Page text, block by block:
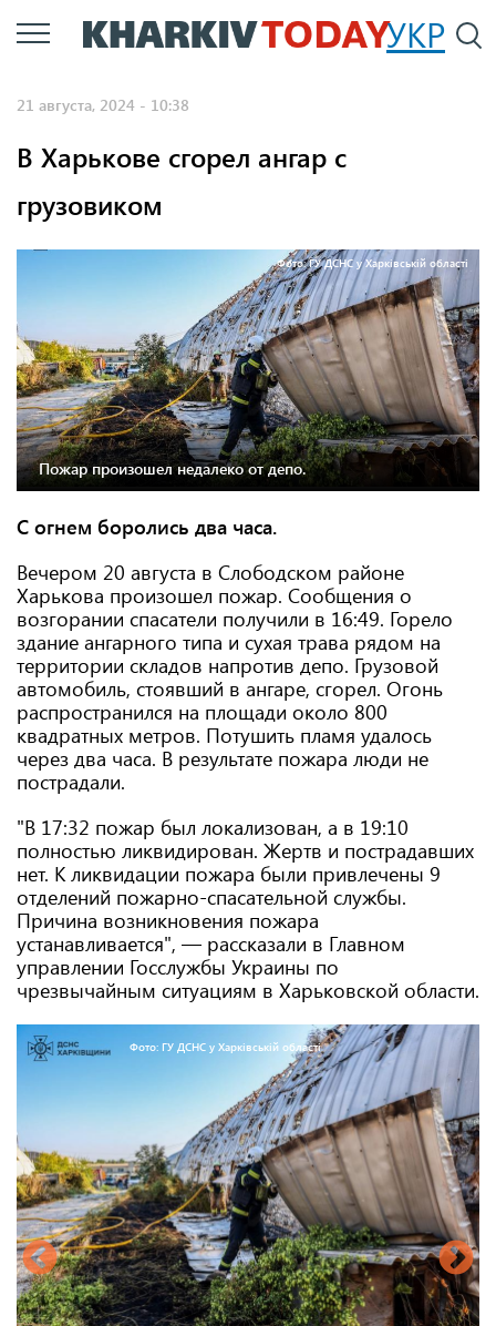
Перейти
к
УКР
21 августа, 2024 - 10:38
В Харькове сгорел ангар с
грузовиком
Фото: ГУ ДСНС у Харківській області
Пожар произошел недалеко от депо.
С огнем боролись два часа.
Вечером 20 августа в Слободском районе
Харькова произошел пожар. Сообщения о
возгорании спасатели получили в 16:49. Горело
здание ангарного типа и сухая трава рядом на
территории складов напротив депо. Грузовой
автомобиль, стоявший в ангаре, сгорел. Огонь
распространился на площади около 800
квадратных метров. Потушить пламя удалось
через два часа. В результате пожара люди не
пострадали.
"В 17:32 пожар был локализован, а в 19:10
полностью ликвидирован. Жертв и пострадавших
нет. К ликвидации пожара были привлечены 9
отделений пожарно-спасательной службы.
Причина возникновения пожара
устанавливается", — рассказали в Главном
управлении Госслужбы Украины по
чрезвычайным ситуациям в Харьковской области.
Фото: ГУ ДСНС у Харківській області